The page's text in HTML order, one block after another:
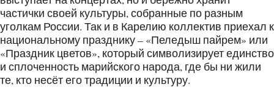
частички своей культуры, собранные по разным
уголкам России. Так и в Карелию коллектив приехал к
национальному празднику – «Пеледыш пайрем» или
«Праздник цветов», который символизирует единство
и сплоченность марийского народа, где бы ни жили
те, кто несёт его традиции и культуру.